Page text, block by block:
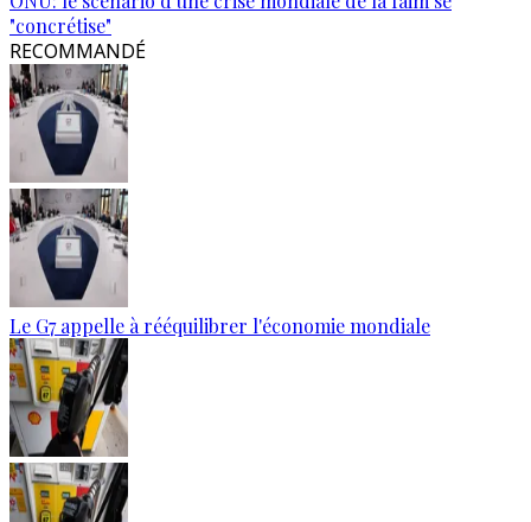
"concrétise"
RECOMMANDÉ
Le G7 appelle à rééquilibrer l'économie mondiale